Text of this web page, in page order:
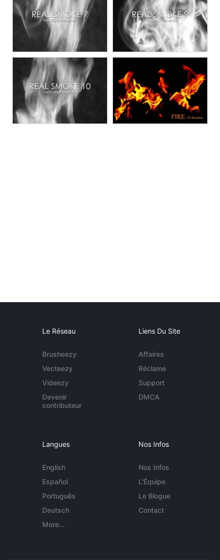
Le Réseau
Brusheezy
Vecteezy
Videezy
Devenir
contributeur
Liens Du Site
Affaires
Réclame
Support
DMCA
Langues
English
Español
Português
Deutsch
More...
Nos Infos
Nos Infos
L'Équipe
Le Blogue
Contact